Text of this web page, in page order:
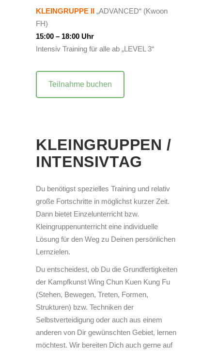
KLEINGRUPPE II „ADVANCED“ (Kwoon
FH)
15:00 – 18:00 Uhr
Intensiv Training für alle ab „LEVEL 3“
Teilnahme buchen
KLEINGRUPPEN /
INTENSIVTAG
Du benötigst spezielles Training und relativ
große Fortschritte in möglichst kurzer Zeit.
Dann bietet Einzelunterricht bzw.
Kleingruppenunterricht eine individuelle
Lösung für den Weg zu Deinen persönlichen
Lernzielen.
Du entscheidest, ob Du die Grundfertigkeiten
der Kampfkunst Wing Chun Kuen Kung Fu
(Stehen, Bewegen, Treten, Formen,
Strukturen) bzw. Techniken der
Selbstverteidigung oder auch aus einem
anderen von Dir gewünschten Gebiet, lernen
möchtest. Wir bereiten Dich auch gerne auf